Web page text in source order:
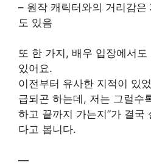
– 원작 캐릭터와의 거리감은
도 있음
또 한 가지, 배우 입장에서도
있어요.
이전부터 유사한 지적이 있
급되곤 하는데, 저는 그럴수
하고 끝까지 가는지”가 결국
다고 봅니다.
—